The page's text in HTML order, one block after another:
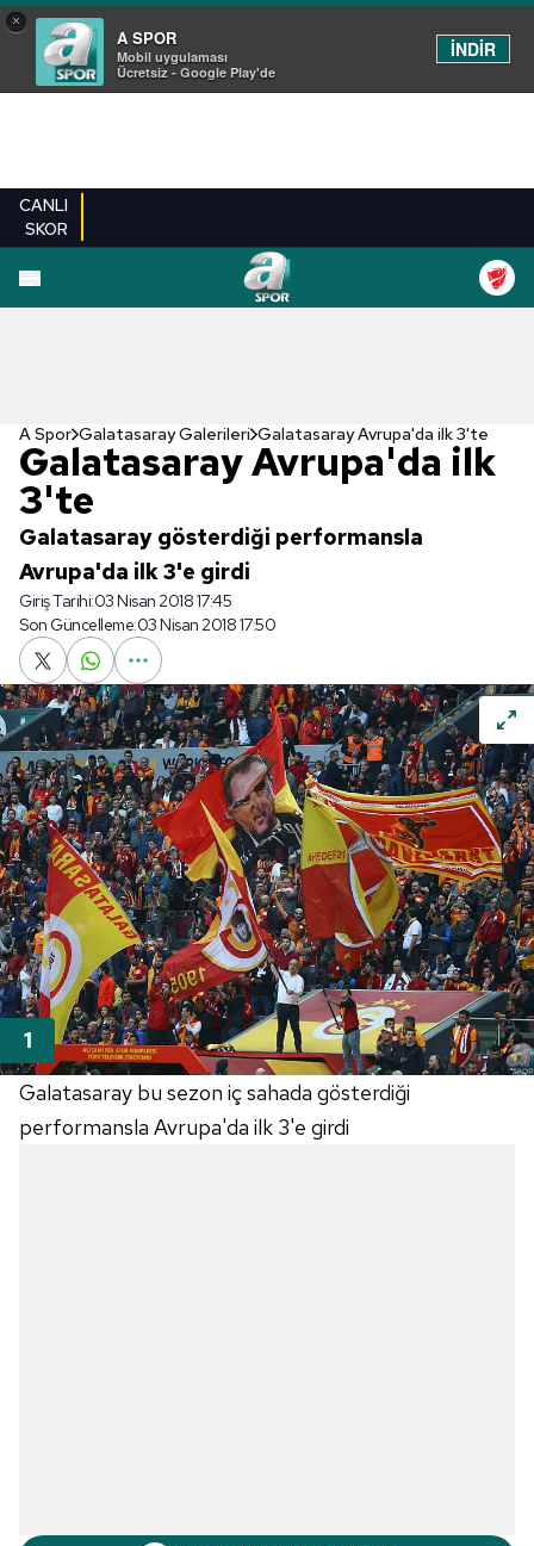
×
A SPOR
Mobil uygulaması
Ücretsiz - Google Play'de
İNDİR
CANLI
SKOR
EN YENILER
A Spor Galatasaray Galerileri Galatasaray Avrupa'da ilk 3'te
Galatasaray Avrupa'da ilk
3'te
Galatasaray gösterdiği performansla
Avrupa'da ilk 3'e girdi
Giriş Tarihi:03 Nisan 2018 17:45
Son Güncelleme:03 Nisan 2018 17:50
Galatasaray bu sezon iç sahada gösterdiği
performansla Avrupa'da ilk 3'e girdi